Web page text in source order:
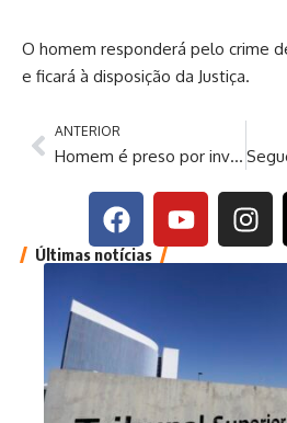
O homem responderá pelo crime
e ficará à disposição da Justiça.
ANTERIOR
Homem é preso por invadir casa da ex-companheira no bairro Cidade de Deus
Últimas notícias